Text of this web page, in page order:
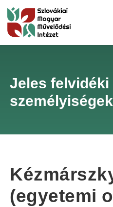
Jeles felvidéki
személyiségek
(egyetemi